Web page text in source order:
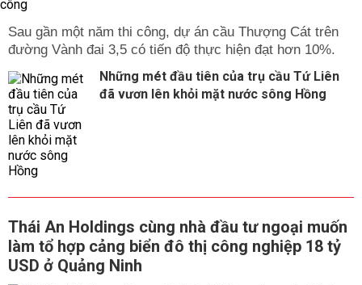
Sau gần một năm thi công, dự án cầu Thượng Cát trên
đường Vành đai 3,5 có tiến độ thực hiện đạt hơn 10%.
Những mét đầu tiên của trụ cầu Tứ Liên
đã vươn lên khỏi mặt nước sông Hồng
Thái An Holdings cùng nhà đầu tư ngoại muốn
làm tổ hợp cảng biển đô thị công nghiệp 18 tỷ
USD ở Quảng Ninh